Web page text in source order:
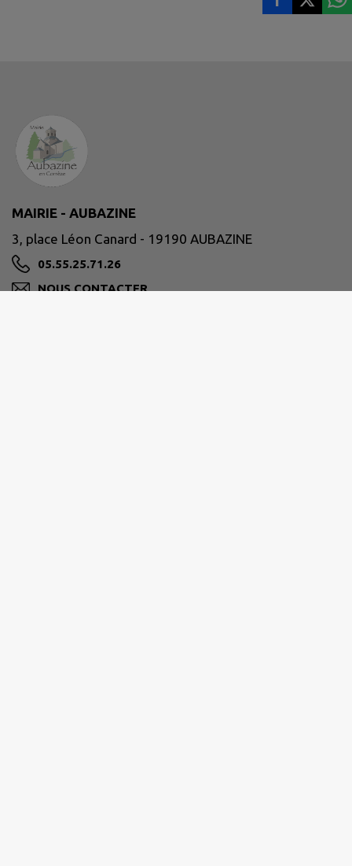
MAIRIE - AUBAZINE
3, place Léon Canard - 19190 AUBAZINE
05.55.25.71.26
NOUS CONTACTER